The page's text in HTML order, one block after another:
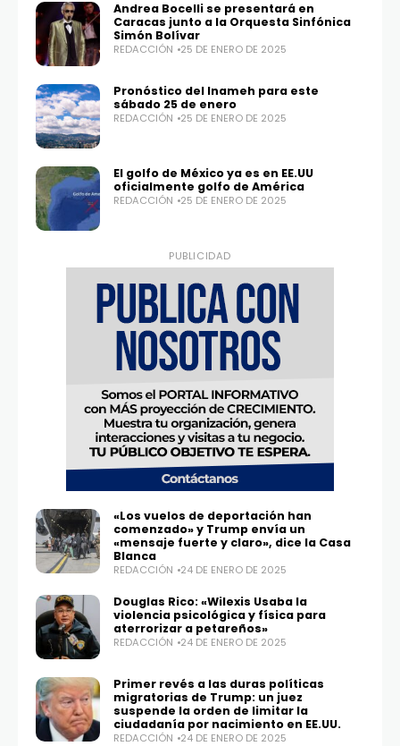
Twitter
100,0
Instagram
Andrea Bocelli se presentará en
Caracas junto a la Orquesta Sinfónica
Simón Bolívar
REDACCIÓN 25 DE ENERO DE 2025
Pronóstico del Inameh para este
sábado 25 de enero
REDACCIÓN 25 DE ENERO DE 2025
El golfo de México ya es en EE.UU
oficialmente golfo de América
REDACCIÓN 25 DE ENERO DE 2025
PUBLICIDAD
«Los vuelos de deportación han
comenzado» y Trump envía un
«mensaje fuerte y claro», dice la Casa
Blanca
REDACCIÓN 24 DE ENERO DE 2025
Douglas Rico: «Wilexis Usaba la
violencia psicológica y física para
aterrorizar a petareños»
REDACCIÓN 24 DE ENERO DE 2025
Primer revés a las duras políticas
migratorias de Trump: un juez
suspende la orden de limitar la
ciudadanía por nacimiento en EE.UU.
REDACCIÓN 24 DE ENERO DE 2025